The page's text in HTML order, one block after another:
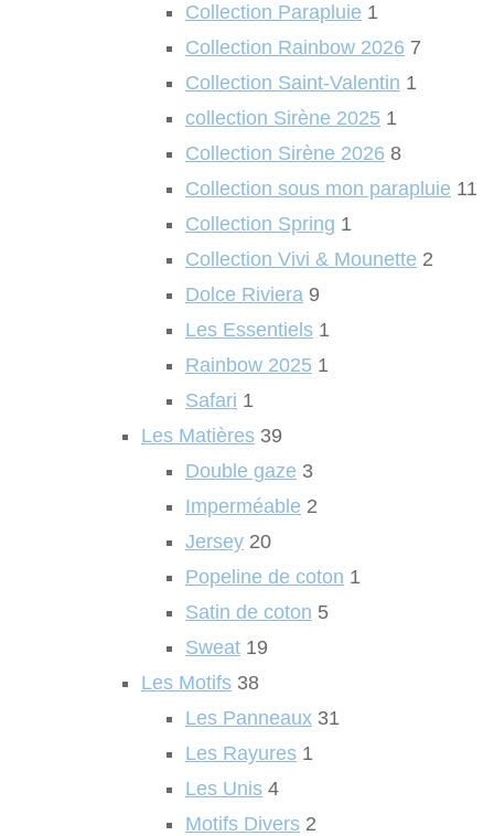
Collection Parapluie 1
Collection Rainbow 2026 7
Collection Saint-Valentin 1
collection Sirène 2025 1
Collection Sirène 2026 8
Collection sous mon parapluie 11
Collection Spring 1
Collection Vivi & Mounette 2
Dolce Riviera 9
Les Essentiels 1
Rainbow 2025 1
Safari 1
Les Matières 39
Double gaze 3
Imperméable 2
Jersey 20
Popeline de coton 1
Satin de coton 5
Sweat 19
Les Motifs 38
Les Panneaux 31
Les Rayures 1
Les Unis 4
Motifs Divers 2